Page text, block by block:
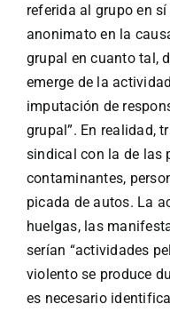
referida al grupo en
anonimato en la
grupal en cuanto tal,
emerge de la
imputación de
grupal”. En realidad,
sindical con la de las
contaminantes,
picada de autos. La
huelgas, las
serían “actividades
violento se produce
es necesario